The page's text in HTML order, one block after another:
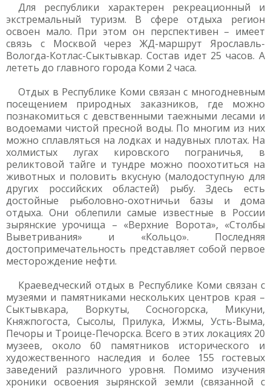
Для республики характерен рекреационный и
экстремальный туризм. В сфере отдыха регион
освоен мало. При этом он перспективен – имеет
связь с Москвой через ЖД-маршрут Ярославль-
Вологда-Котлас-Сыктывкар. Состав идет 25 часов. А
лететь до главного города Коми 2 часа.
Отдых в Республике Коми связан с многодневным
посещением природных заказников, где можно
познакомиться с девственными таежными лесами и
водоемами чистой пресной воды. По многим из них
можно сплавляться на лодках и надувных плотах. На
холмистых лугах кировского пограничья, в
реликтовой тайге и тундре можно поохотиться на
животных и половить вкусную (малодоступную для
других российских областей) рыбу. Здесь есть
достойные рыболовно-охотничьи базы и дома
отдыха. Они облепили самые известные в России
зырянские урочища – «Верхние Ворота», «Столбы
Выветривания» и «Кольцо». Последняя
достопримечательность представляет собой первое
месторождение нефти.
Краеведческий отдых в Республике Коми связан с
музеями и памятниками нескольких центров края –
Сыктывкара, Воркуты, Сосногорска, Микуни,
Княжпогоста, Сысолы, Прилука, Ижмы, Усть-Выма,
Печоры и Троице-Печорска. Всего в этих локациях 20
музеев, около 60 памятников исторического и
художественного наследия и более 155 гостевых
заведений различного уровня. Помимо изучения
хроники освоения зырянской земли (связанной с